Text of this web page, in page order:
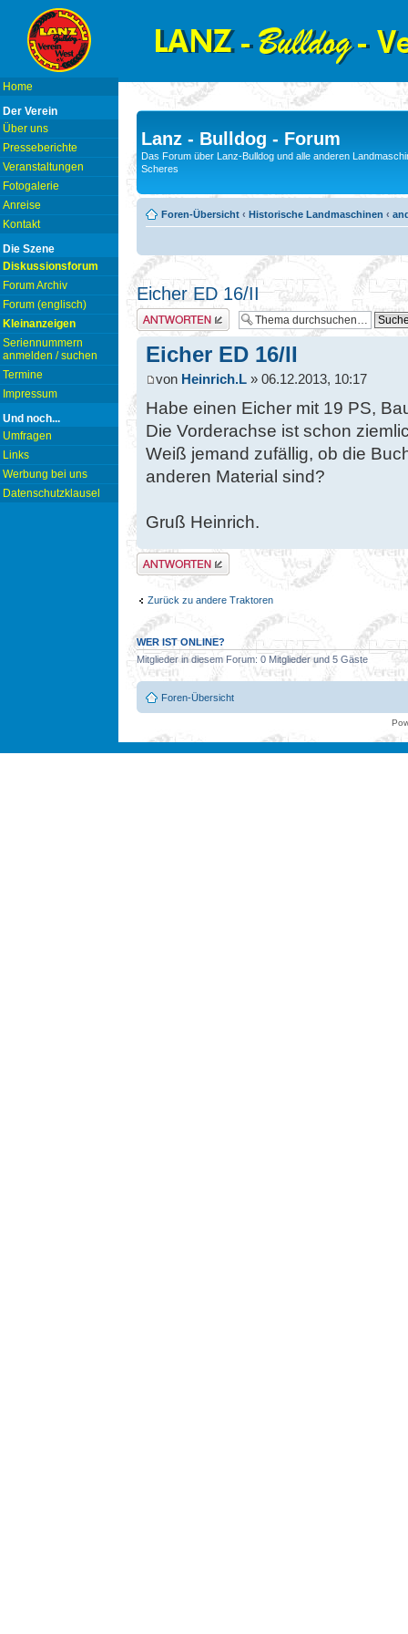
Home
Der Verein
Über uns
Presseberichte
Veranstaltungen
Fotogalerie
Anreise
Kontakt
Die Szene
Diskussionsforum
Forum Archiv
Forum (englisch)
Kleinanzeigen
Seriennummern
anmelden / suchen
Termine
Impressum
Und noch...
Umfragen
Links
Werbung bei uns
Datenschutzklausel
Lanz - Bulldog - Forum
Das Forum über Lanz-Bulldog und alle anderen
Scheres
Foren-Übersicht ‹ Historische Landmaschinen ‹
Eicher ED 16/II
Antwort erstellen
Eicher ED 16/II
von Heinrich.L » 06.12.2013, 10:17
Habe einen Eicher mit 19 PS,
Die Vorderachse ist schon
Weiß jemand zufällig, ob die
anderen Material sind?
Gruß Heinrich.
Antwort erstellen
Zurück zu andere Traktoren
WER IST ONLINE?
Mitglieder in diesem Forum: 0 Mitglieder und 5 Gäste
Foren-Übersicht